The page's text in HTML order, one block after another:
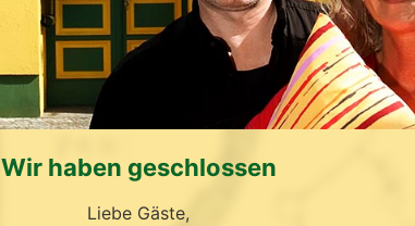
Wir haben geschlossen
Liebe Gäste,